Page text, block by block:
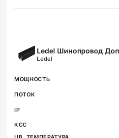
Ledel Шинопровод
Ledel